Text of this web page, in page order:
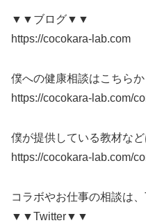
▼▼ブログ▼▼
https://cocokara-lab.com
僕への健康相談はこちら
https://cocokara-lab.com/
僕が提供している教材な
https://cocokara-lab.com/
コラボやお仕事の相談は
▼▼Twitter▼▼